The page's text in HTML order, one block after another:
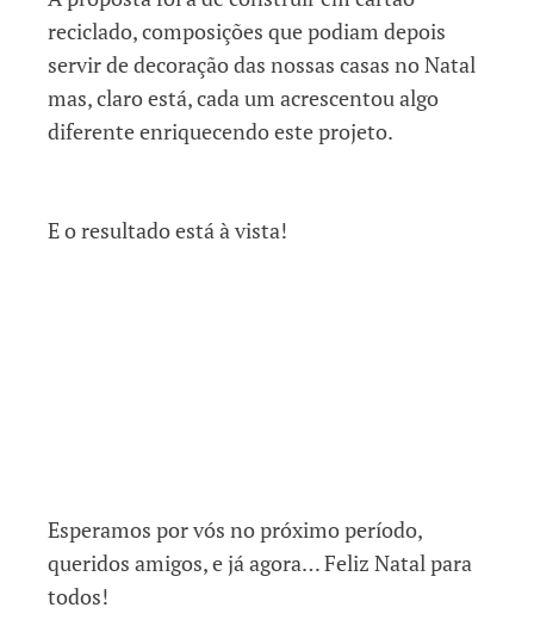
reciclado, composições que podiam depois
servir de decoração das nossas casas no Natal
mas, claro está, cada um acrescentou algo
diferente enriquecendo este projeto.
E o resultado está à vista!
Esperamos por vós no próximo período,
queridos amigos, e já agora… Feliz Natal para
todos!